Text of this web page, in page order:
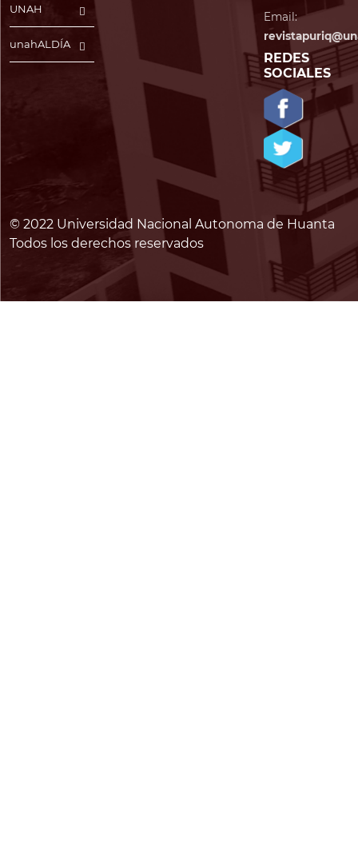
UNAH
unahALDÍA
Email:
REDES
SOCIALES
© 2022 Universidad Nacional Autonoma de Huanta
Todos los derechos reservados